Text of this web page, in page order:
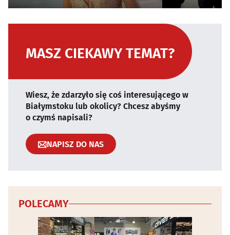
MASZ CIEKAWY TEMAT?
Wiesz, że zdarzyło się coś interesującego w
Białymstoku lub okolicy? Chcesz abyśmy
o czymś napisali?
NAPISZ DO NAS
POLECAMY